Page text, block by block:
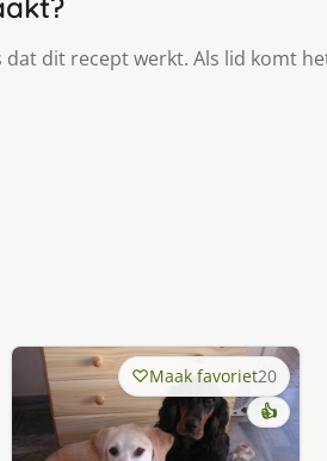
dit recept werkt. Als lid komt
Maak favoriet20
👍